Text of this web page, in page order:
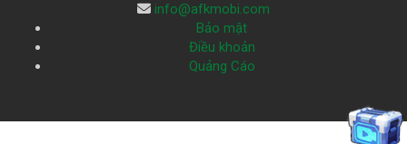
info@afkmobi.com
Bảo mật
Điều khoản
Quảng Cáo